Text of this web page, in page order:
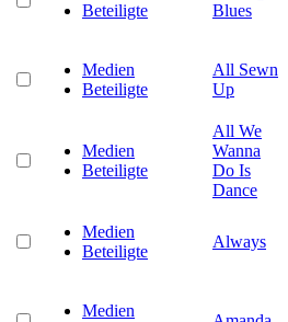
Beteiligte
Blues
Medien
Beteiligte
All Sewn
Up
Medien
Beteiligte
All We
Wanna
Do Is
Dance
Medien
Beteiligte
Always
Medien